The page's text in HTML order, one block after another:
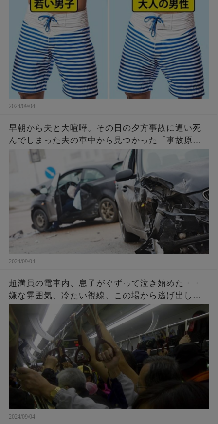
2024/09/04
早朝から夫と大喧嘩。その日の夕方事故に遭い死
んでしまった夫の車中から見つかった「事故原
因」に言葉を失う…
2024/09/04
超満員の電車内、息子がぐずって泣き始めた・・
嫌な雰囲気、冷たい視線、この場から逃げ出した
いと思ったその時、車内の空気を一変すること
が・・・！
2024/09/04